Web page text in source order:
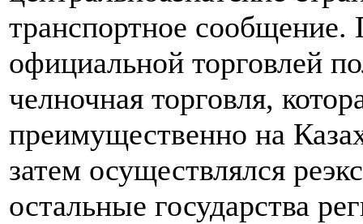
транспортное сообщение.
официальной торговлей
челночная торговля,
преимущественно на
затем осуществлялся
остальные государства